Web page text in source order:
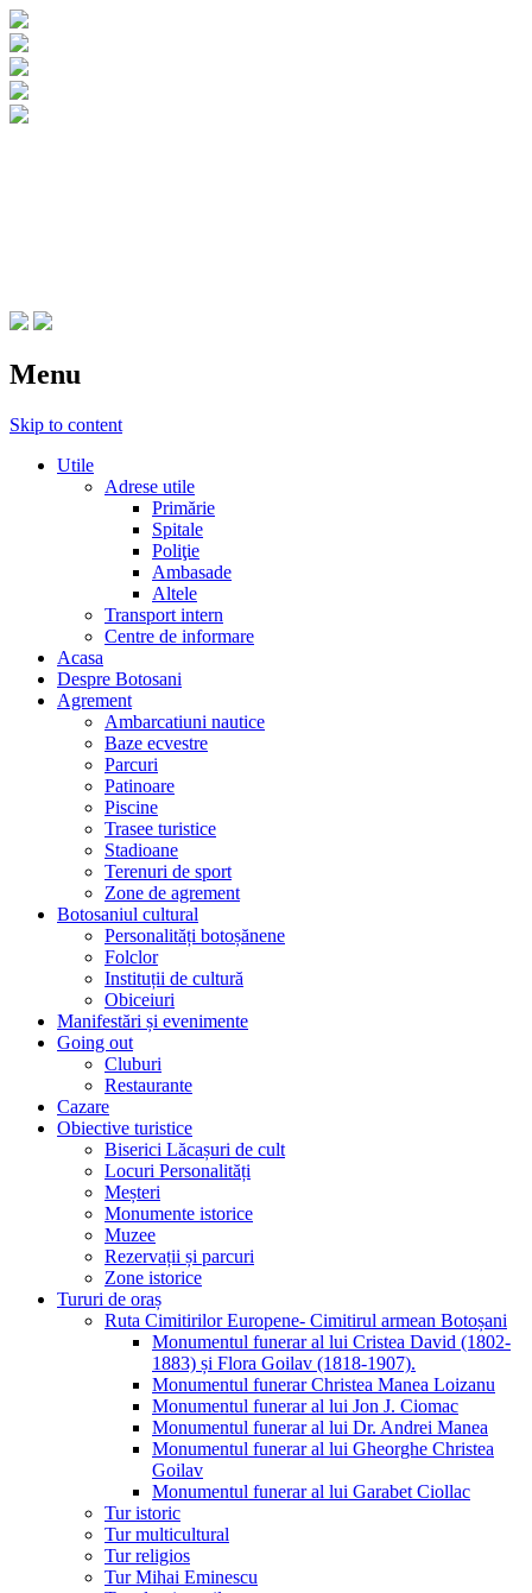
Menu
Skip to content
Utile
Adrese utile
Primărie
Spitale
Poliţie
Ambasade
Altele
Transport intern
Centre de informare
Acasa
Despre Botosani
Agrement
Ambarcatiuni nautice
Baze ecvestre
Parcuri
Patinoare
Piscine
Trasee turistice
Stadioane
Terenuri de sport
Zone de agrement
Botosaniul cultural
Personalități botoșănene
Folclor
Instituții de cultură
Obiceiuri
Manifestări și evenimente
Going out
Cluburi
Restaurante
Cazare
Obiective turistice
Biserici Lăcașuri de cult
Locuri Personalități
Meșteri
Monumente istorice
Muzee
Rezervații și parcuri
Zone istorice
Tururi de oraș
Ruta Cimitirilor Europene- Cimitirul armean Botoșani
Monumentul funerar al lui Cristea David (1802-
1883) și Flora Goilav (1818-1907).
Monumentul funerar Christea Manea Loizanu
Monumentul funerar al lui Jon J. Ciomac
Monumentul funerar al lui Dr. Andrei Manea
Monumentul funerar al lui Gheorghe Christea
Goilav
Monumentul funerar al lui Garabet Ciollac
Tur istoric
Tur multicultural
Tur religios
Tur Mihai Eminescu